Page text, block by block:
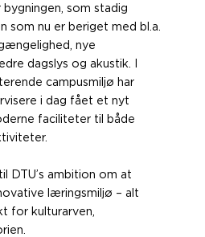
som stadig
som nu er beriget med bl.a.
nye
dagslys og akustik. I
campusmiljø har
i dag fået et nyt
faciliteter til både
DTU’s ambition om at
læringsmiljø – alt
for kulturarven,